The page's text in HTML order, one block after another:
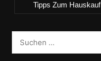
Tipps Zum Hauskauf